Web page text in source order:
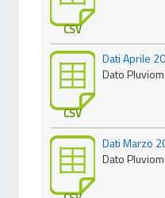
CSV
CSV
Dati Aprile
Dato
Dati Marzo
Dato